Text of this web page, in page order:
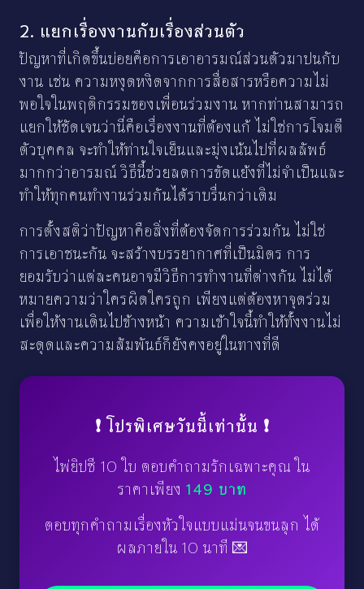
2. แยกเรื่องงานกับเรื่องส่วนตัว
ปัญหาที่เกิดขึ้นบ่อยคือการเอาอารมณ์ส่วนตัวมาปนกับ
งาน เช่น ความหงุดหงิดจากการสื่อสารหรือความไม่
พอใจในพฤติกรรมของเพื่อนร่วมงาน หากท่านสามารถ
แยกให้ชัดเจนว่านี่คือเรื่องงานที่ต้องแก้ ไม่ใช่การโจมตี
ตัวบุคคล จะทำให้ท่านใจเย็นและมุ่งเน้นไปที่ผลลัพธ์
มากกว่าอารมณ์ วิธีนี้ช่วยลดการขัดแย้งที่ไม่จำเป็นและ
ทำให้ทุกคนทำงานร่วมกันได้ราบรื่นกว่าเดิม
การตั้งสติว่าปัญหาคือสิ่งที่ต้องจัดการร่วมกัน ไม่ใช่
การเอาชนะกัน จะสร้างบรรยากาศที่เป็นมิตร การ
ยอมรับว่าแต่ละคนอาจมีวิธีการทำงานที่ต่างกัน ไม่ได้
หมายความว่าใครผิดใครถูก เพียงแต่ต้องหาจุดร่วม
เพื่อให้งานเดินไปข้างหน้า ความเข้าใจนี้ทำให้ทั้งงานไม่
สะดุดและความสัมพันธ์ก็ยังคงอยู่ในทางที่ดี
❗ โปรพิเศษวันนี้เท่านั้น ❗
ไพ่ยิปซี 10 ใบ ตอบคำถามรักเฉพาะคุณ ใน
ราคาเพียง 149 บาท
ตอบทุกคำถามเรื่องหัวใจแบบแม่นจนขนลุก ได้
ผลภายใน 10 นาที 💌